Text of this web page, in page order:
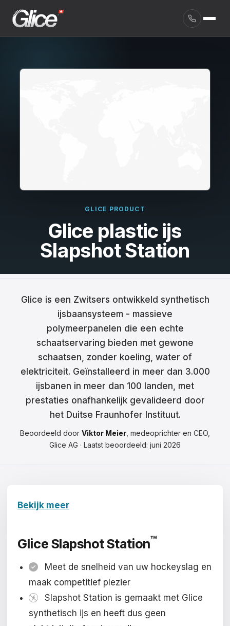
Deutsch
Français
Português
Dansk
Svenska
Norsk
Hrvatski
한국어
中文
Русский
GLICE PRODUCT
Glice plastic ijs
Slapshot Station
Glice is een Zwitsers ontwikkeld synthetisch
ijsbaansysteem - massieve
polymeerpanelen die een echte
schaatservaring bieden met gewone
schaatsen, zonder koeling, water of
elektriciteit. Geïnstalleerd in meer dan 3.000
ijsbanen in meer dan 100 landen, met
prestaties onafhankelijk gevalideerd door
het Duitse Fraunhofer Instituut.
Beoordeeld door Viktor Meier , medeoprichter en CEO,
Glice AG · Laatst beoordeeld: juni 2026
Bekijk meer
Glice Slapshot Station™
Meet de snelheid van uw hockeyslag en
maak competitief plezier
Slapshot Station is gemaakt met Glice
synthetisch ijs en heeft dus geen